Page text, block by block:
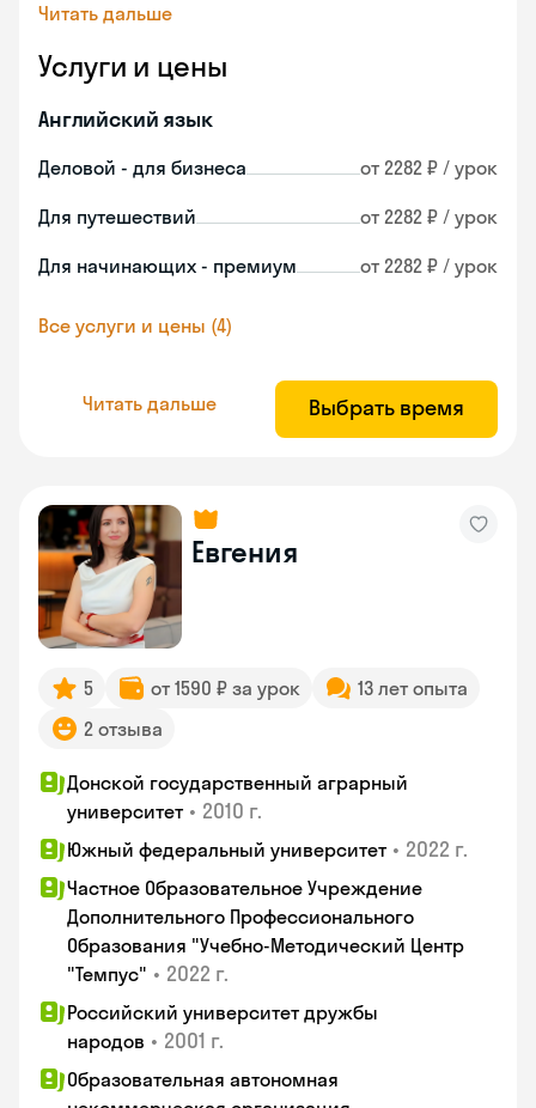
Читать дальше
Услуги и цены
Английский язык
Деловой - для бизнеса от 2282 ₽ / урок
Для путешествий от 2282 ₽ / урок
Для начинающих - премиум от 2282 ₽ / урок
Все услуги и цены (4)
Читать дальше Выбрать время
Евгения
5 от 1590 ₽ за урок
13 лет опыта
2 отзыва
Донской государственный аграрный
университет • 2010 г.
Южный федеральный университет • 2022 г.
Частное Образовательное Учреждение
Дополнительного Профессионального
Образования "Учебно-Методический Центр
"Темпус" • 2022 г.
Российский университет дружбы
народов • 2001 г.
Образовательная автономная